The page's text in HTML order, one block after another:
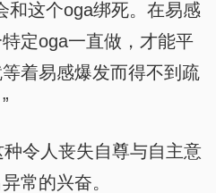
和这个oga绑死。在易感
定oga一直做，才能平
着易感爆发而得不到疏
令人丧失自尊与自主意
常的兴奋。